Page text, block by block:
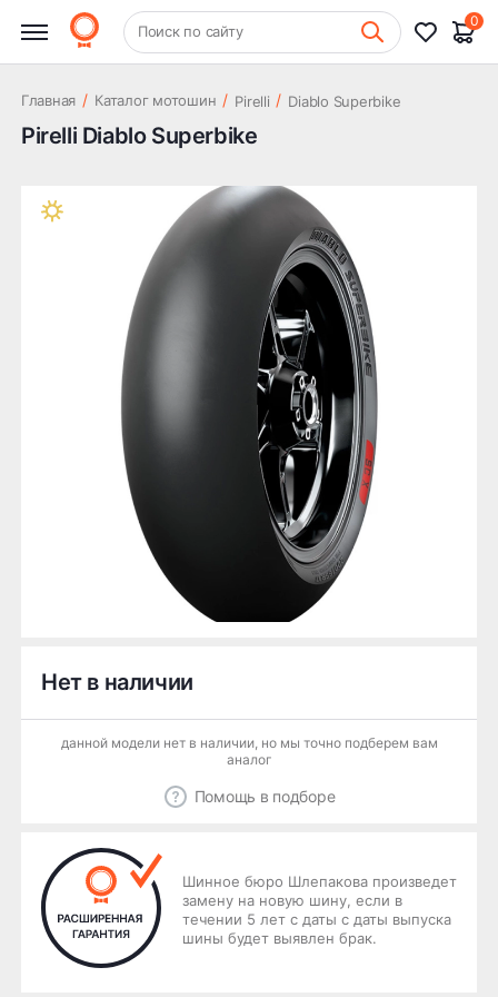
+7 (831) 261-35-35 Шиномонтаж
Поиск по сайту
0
Главная / Каталог мотошин / Pirelli / Diablo Superbike
Pirelli Diablo Superbike
Нет в наличии
данной модели нет в наличии, но мы точно подберем вам
аналог
Помощь в подборе
Шинное бюро Шлепакова произведет
замену на новую шину, если в
течении 5 лет с даты с даты выпуска
шины будет выявлен брак.